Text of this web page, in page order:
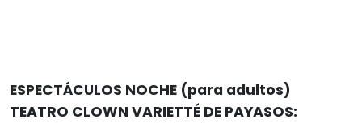
ESPECTÁCULOS NOCHE (para adultos)
TEATRO CLOWN VARIETTÉ DE PAYASOS: